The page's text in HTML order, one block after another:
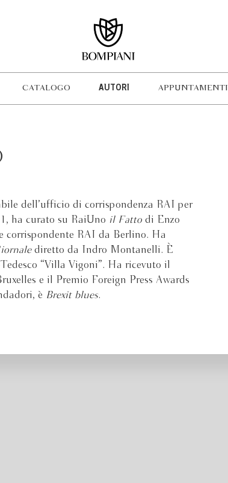
CATALOGO AUTORI APPUNTAMENTI
dell’ufficio di corrispondenza RAI per
ha curato su RaiUno il Fatto di Enzo
corrispondente RAI da Berlino. Ha
diretto da Indro Montanelli. È
“Villa Vigoni”. Ha ricevuto il
e il Premio Foreign Press Awards
è Brexit blues.